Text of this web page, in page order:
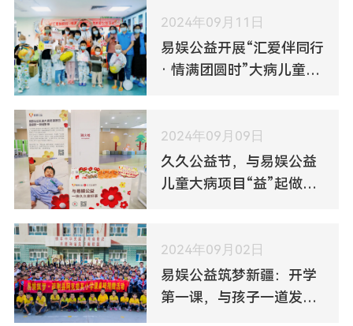
2024年09月11日
易娱公益开展“汇爱伴同行
· 情满团圆时”大病儿童关
2024年09月09日
久久公益节，与易娱公益
儿童大病项目“益”起做好
2024年09月02日
易娱公益筑梦新疆：开学
第一课，与孩子一道发现